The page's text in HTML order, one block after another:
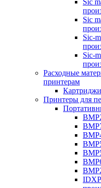
Sic
Sic
Sic-
Sic-
Расходные
принтерам
Принтеры для